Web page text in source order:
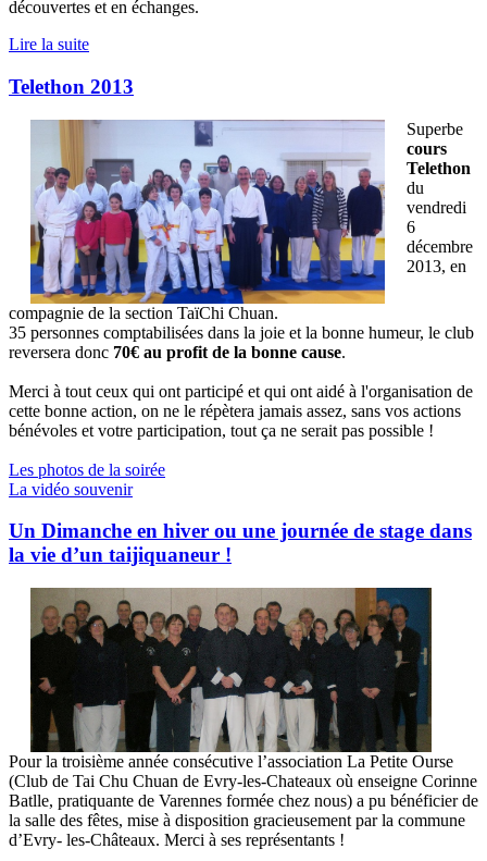
découvertes et en échanges.
Lire la suite
Telethon 2013
Superbe
cours
Telethon
du
vendredi
6
décembre
2013, en
compagnie de la section TaïChi Chuan.
35 personnes comptabilisées dans la joie et la bonne humeur, le club
reversera donc 70€ au profit de la bonne cause.
Merci à tout ceux qui ont participé et qui ont aidé à l'organisation de
cette bonne action, on ne le répètera jamais assez, sans vos actions
bénévoles et votre participation, tout ça ne serait pas possible !
Les photos de la soirée
La vidéo souvenir
Un Dimanche en hiver ou une journée de stage dans
la vie d’un taijiquaneur !
Pour la troisième année consécutive l’association La Petite Ourse
(Club de Tai Chu Chuan de Evry-les-Chateaux où enseigne Corinne
Batlle, pratiquante de Varennes formée chez nous) a pu bénéficier de
la salle des fêtes, mise à disposition gracieusement par la commune
d’Evry- les-Châteaux. Merci à ses représentants !